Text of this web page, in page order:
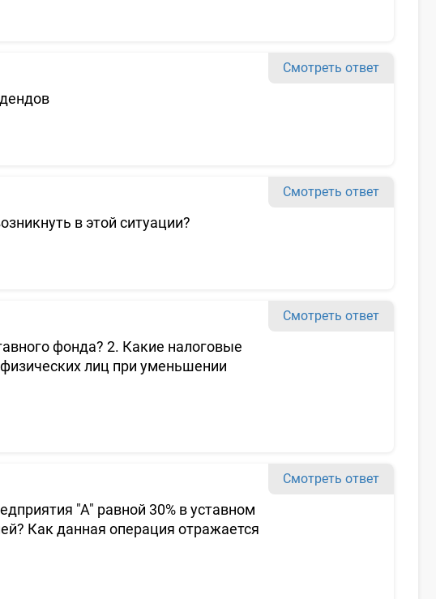
Смотреть ответ
в этой ситуации?
Смотреть ответ
фонда? 2. Какие налоговые
лиц при уменьшении
Смотреть ответ
"А" равной 30% в уставном
Как данная операция отражается
Смотреть ответ